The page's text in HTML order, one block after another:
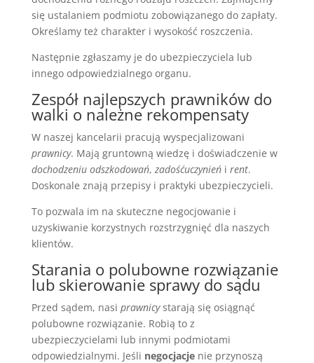
się ustalaniem podmiotu zobowiązanego do zapłaty.
Określamy też charakter i wysokość roszczenia.
Następnie zgłaszamy je do ubezpieczyciela lub
innego odpowiedzialnego organu.
Zespół najlepszych prawników do
walki o należne rekompensaty
W naszej kancelarii pracują wyspecjalizowani
prawnicy. Mają gruntowną wiedzę i doświadczenie w
dochodzeniu odszkodowań, zadośćuczynieńi rent.
Doskonale znają przepisy i praktyki ubezpieczycieli.
To pozwala im na skuteczne negocjowanie i
uzyskiwanie korzystnych rozstrzygnięć dla naszych
klientów.
Starania o polubowne rozwiązanie
lub skierowanie sprawy do sądu
Przed sądem, nasi prawnicystarają się osiągnąć
polubowne rozwiązanie. Robią to z
ubezpieczycielami lub innymi podmiotami
odpowiedzialnymi. Jeśli negocjacjenie przynoszą